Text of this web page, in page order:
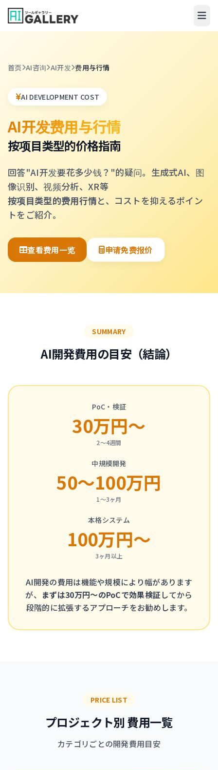
跳转到内容
首页 AI咨询 AI开发 费用与行情
AI DEVELOPMENT COST
AI开发费用与行情
按项目类型的价格指南
回答"AI开发要花多少钱？"的疑问。生成式AI、图
像识别、视频分析、XR等
按项目类型的费用行情と、コストを抑えるポイン
トをご紹介。
查看费用一览 申请免费报价
SUMMARY
AI開発費用の目安（結論）
PoC・検証
30万円〜
2〜4週間
中規模開発
50〜100万円
1〜3ヶ月
本格システム
100万円〜
3ヶ月以上
AI開発の費用は機能や規模により幅があります
が、 まずは30万円〜のPoCで効果検証 してから
段階的に拡張するアプローチをお勧めします。
PRICE LIST
プロジェクト別 費用一覧
カテゴリごとの開発費用目安